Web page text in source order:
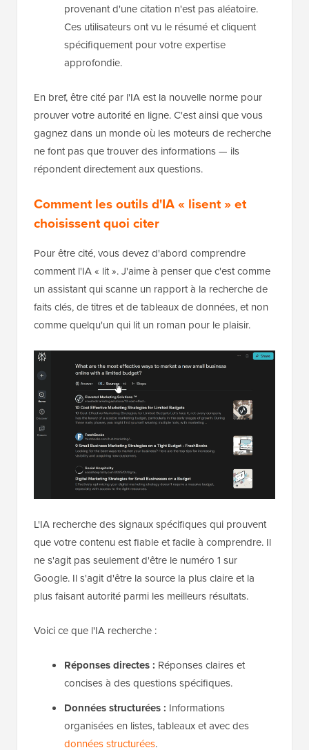
provenant d'une citation n'est pas aléatoire.
Ces utilisateurs ont vu le résumé et cliquent
spécifiquement pour votre expertise
approfondie.
En bref, être cité par l'IA est la nouvelle norme pour
prouver votre autorité en ligne. C'est ainsi que vous
gagnez dans un monde où les moteurs de recherche
ne font pas que trouver des informations — ils
répondent directement aux questions.
Comment les outils d'IA « lisent » et
choisissent quoi citer
Pour être cité, vous devez d'abord comprendre
comment l'IA « lit ». J'aime à penser que c'est comme
un assistant qui scanne un rapport à la recherche de
faits clés, de titres et de tableaux de données, et non
comme quelqu'un qui lit un roman pour le plaisir.
L'IA recherche des signaux spécifiques qui prouvent
que votre contenu est fiable et facile à comprendre. Il
ne s'agit pas seulement d'être le numéro 1 sur
Google. Il s'agit d'être la source la plus claire et la
plus faisant autorité parmi les meilleurs résultats.
Voici ce que l'IA recherche :
Réponses directes : Réponses claires et
concises à des questions spécifiques.
Données structurées : Informations
organisées en listes, tableaux et avec des
données structurées.